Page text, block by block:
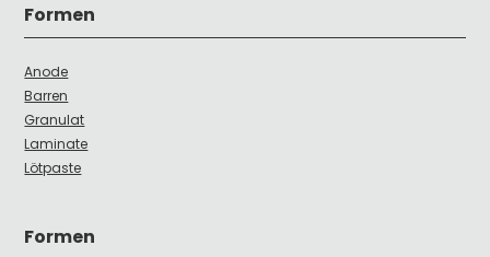
Formen
Anode
Barren
Granulat
Laminate
Lötpaste
Formen